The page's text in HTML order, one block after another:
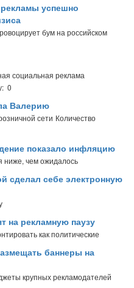
успешно
бум на российском
социальная реклама
0
Валерию
сети Количество
показало инфляцию
ниже, чем ожидалось
сделал себе электронную
на рекламную паузу
как политические
баннеры на
крупных рекламодателей